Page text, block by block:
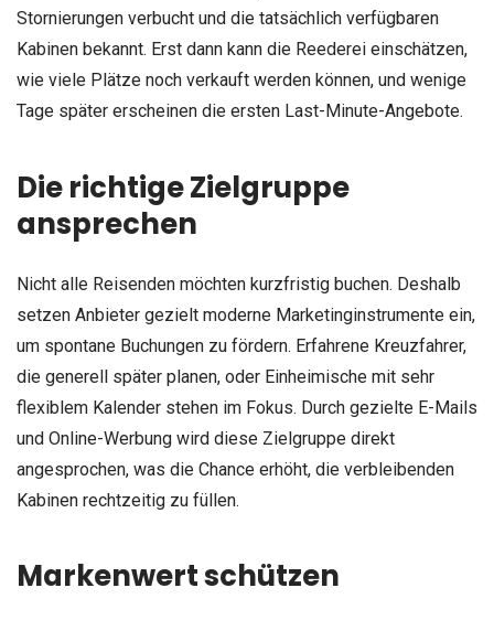
Stornierungen verbucht und die tatsächlich verfügbaren
Kabinen bekannt. Erst dann kann die Reederei einschätzen,
wie viele Plätze noch verkauft werden können, und wenige
Tage später erscheinen die ersten Last-Minute-Angebote.
Die richtige Zielgruppe
ansprechen
Nicht alle Reisenden möchten kurzfristig buchen. Deshalb
setzen Anbieter gezielt moderne Marketinginstrumente ein,
um spontane Buchungen zu fördern. Erfahrene Kreuzfahrer,
die generell später planen, oder Einheimische mit sehr
flexiblem Kalender stehen im Fokus. Durch gezielte E-Mails
und Online-Werbung wird diese Zielgruppe direkt
angesprochen, was die Chance erhöht, die verbleibenden
Kabinen rechtzeitig zu füllen.
Markenwert schützen